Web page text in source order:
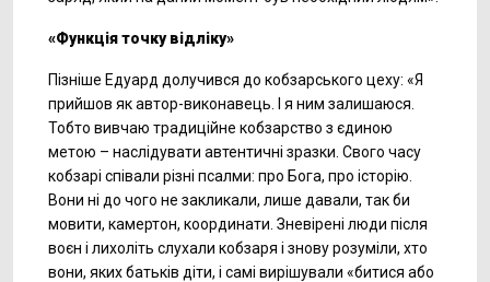
«Функція точку відліку»
Пізніше Едуард долучився до кобзарського цеху: «Я
прийшов як автор-виконавець. І я ним залишаюся.
Тобто вивчаю традиційне кобзарство з єдиною
метою – наслідувати автентичні зразки. Свого часу
кобзарі співали різні псалми: про Бога, про історію.
Вони ні до чого не закликали, лише давали, так би
мовити, камертон, координати. Зневірені люди після
воєн і лихоліть слухали кобзаря і знову розуміли, хто
вони, яких батьків діти, і самі вирішували «битися або